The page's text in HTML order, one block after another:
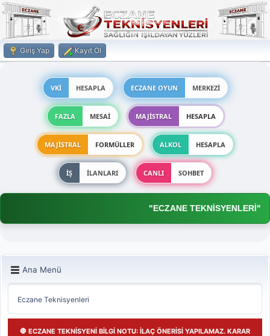
Giriş Yap Kayıt Ol
VKİ HESAPLA ECZANE OYUN MERKEZİ
FAZLA MESAİ MAJİSTRAL HESAPLA
MAJİSTRAL FORMÜLLER ALKOL HESAPLA
İŞ İLANLARI CANLI SOHBET
"ECZANE TEKNİSYENLERİ"
Ana Menü
Eczane Teknisyenleri
🛑 ECZANE TEKNİSYENİ BİLGİ NOTU: İLAÇ ÖNERİSİ YAPILAMAZ. KARAR